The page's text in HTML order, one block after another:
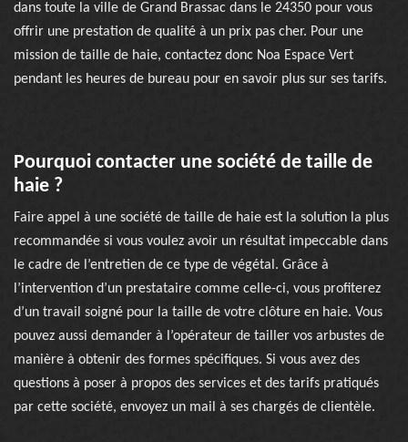
dans toute la ville de Grand Brassac dans le 24350 pour vous
offrir une prestation de qualité à un prix pas cher. Pour une
mission de taille de haie, contactez donc Noa Espace Vert
pendant les heures de bureau pour en savoir plus sur ses tarifs.
Pourquoi contacter une société de taille de
haie ?
Faire appel à une société de taille de haie est la solution la plus
recommandée si vous voulez avoir un résultat impeccable dans
le cadre de l’entretien de ce type de végétal. Grâce à
l’intervention d’un prestataire comme celle-ci, vous profiterez
d’un travail soigné pour la taille de votre clôture en haie. Vous
pouvez aussi demander à l’opérateur de tailler vos arbustes de
manière à obtenir des formes spécifiques. Si vous avez des
questions à poser à propos des services et des tarifs pratiqués
par cette société, envoyez un mail à ses chargés de clientèle.